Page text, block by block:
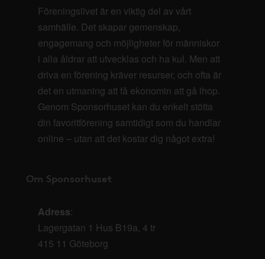
Föreningslivet är en viktig del av vårt
samhälle. Det skapar gemenskap,
engagemang och möjligheter för människor
i alla åldrar att utvecklas och ha kul. Men att
driva en förening kräver resurser, och ofta är
det en utmaning att få ekonomin att gå ihop.
Genom Sponsorhuset kan du enkelt stötta
din favoritförening samtidigt som du handlar
online – utan att det kostar dig något extra!
Om Sponsorhuset
Adress:
Lagergatan 1 Hus B19a, 4 tr
415 11 Göteborg